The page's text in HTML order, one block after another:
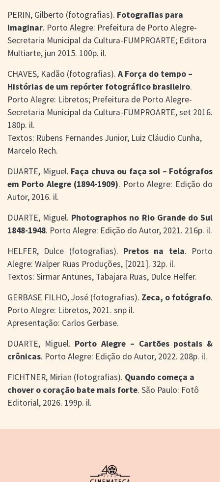
PERIN, Gilberto (fotografias). Fotografias para
imaginar. Porto Alegre: Prefeitura de Porto Alegre-
Secretaria Municipal da Cultura-FUMPROARTE; Editora
Multiarte, jun 2015. 100p. il.
CHAVES, Kadão (fotografias). A Força do tempo –
Histórias de um repórter fotográfico brasileiro.
Porto Alegre: Libretos; Prefeitura de Porto Alegre-
Secretaria Municipal da Cultura-FUMPROARTE, set 2016.
180p. il.
Textos: Rubens Fernandes Junior, Luiz Cláudio Cunha,
Marcelo Rech.
DUARTE, Miguel. Faça chuva ou faça sol – Fotógrafos
em Porto Alegre (1894-1909). Porto Alegre: Edição do
Autor, 2016. il.
DUARTE, Miguel. Photographos no Rio Grande do Sul
1848-1948. Porto Alegre: Edição do Autor, 2021. 216p. il.
HELFER, Dulce (fotografias). Pretos na tela. Porto
Alegre: Walper Ruas Produções, [2021]. 32p. il.
Textos: Sirmar Antunes, Tabajara Ruas, Dulce Helfer.
GERBASE FILHO, José (fotografias). Zeca, o fotógrafo.
Porto Alegre: Libretos, 2021. snp il.
Apresentação: Carlos Gerbase.
DUARTE, Miguel. Porto Alegre – Cartões postais &
crônicas. Porto Alegre: Edição do Autor, 2022. 208p. il.
FICHTNER, Mirian (fotografias). Quando começa a
chover o coração bate mais forte. São Paulo: Fotô
Editorial, 2026. 199p. il.